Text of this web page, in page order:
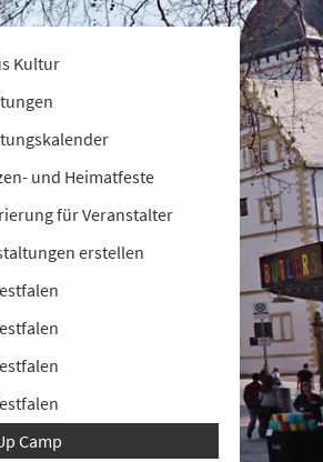
Kultur
und Heimatfeste
für Veranstalter
erstellen
Camp